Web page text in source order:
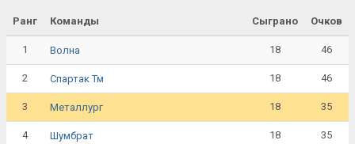
Ранг Команды Сыграно Очков
1 Волна 18 46
2 Спартак Тм 18 46
3 Металлург 18 35
4 Шумбрат 18 35